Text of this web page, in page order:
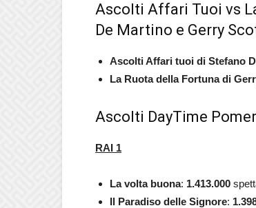
Ascolti Affari Tuoi vs
De Martino e Gerry
Ascolti Affari tuoi di Stefano
La Ruota della Fortuna di
Ascolti DayTime
RAI 1
La volta buona: 1.413.000
Il Paradiso delle Signore: